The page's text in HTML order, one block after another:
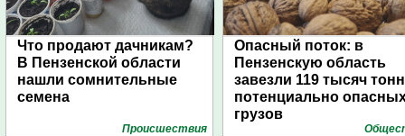
Что продают дачникам?
В Пензенской области
нашли сомнительные
семена
Проиcшествия
Опасный поток: в
Пензенскую область
завезли 119 тысяч тонн
потенциально
грузов